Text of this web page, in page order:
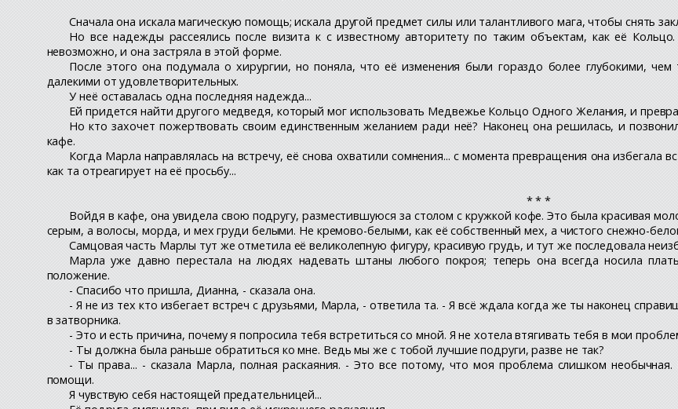
Сначала она искала магическую помощь; искала другой предмет силы или талантливого мага, чтобы снять
Но все надежды рассеялись после визита к с известному авторитету по таким объектам, как её
невозможно, и она застряла в этой форме.
После этого она подумала о хирургии, но поняла, что её изменения были гораздо более глубокими,
далекими от удовлетворительных.
У неё оставалась одна последняя надежда...
Ей придется найти другого медведя, который мог использовать Медвежье Кольцо Одного Желания, и
Но кто захочет пожертвовать своим единственным желанием ради неё? Наконец она решилась, и
кафе.
Когда Марла направлялась на встречу, её снова охватили сомнения... с момента превращения она избегала
как та отреагирует на её просьбу...
* * *
Войдя в кафе, она увидела свою подругу, разместившуюся за столом с кружкой кофе. Это была красивая
серым, а волосы, морда, и мех груди белыми. Не кремово-белыми, как её собственный мех, а чистого снежно-
Самцовая часть Марлы тут же отметила её великолепную фигуру, красивую грудь, и тут же последовала
Марла уже давно перестала на людях надевать штаны любого покроя; теперь она всегда носила
положение.
- Спасибо что пришла, Дианна, - сказала она.
- Я не из тех кто избегает встреч с друзьями, Марла, - ответила та. - Я всё ждала когда же ты наконец
в затворника.
- Это и есть причина, почему я попросила тебя встретиться со мной. Я не хотела втягивать тебя в мои
- Ты должна была раньше обратиться ко мне. Ведь мы же с тобой лучшие подруги, разве не так?
- Ты права... - сказала Марла, полная раскаяния. - Это все потому, что моя проблема слишком
помощи.
Я чувствую себя настоящей предательницей...